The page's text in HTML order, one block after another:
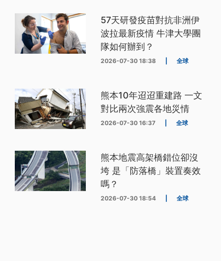
57天研發疫苗對抗非洲伊
波拉最新疫情 牛津大學團
隊如何辦到？
2026-07-30 18:38 全球
熊本10年迢迢重建路 一文
對比兩次強震各地災情
2026-07-30 16:37 全球
熊本地震高架橋錯位卻沒
垮 是「防落橋」裝置奏效
嗎？
2026-07-30 18:54 全球